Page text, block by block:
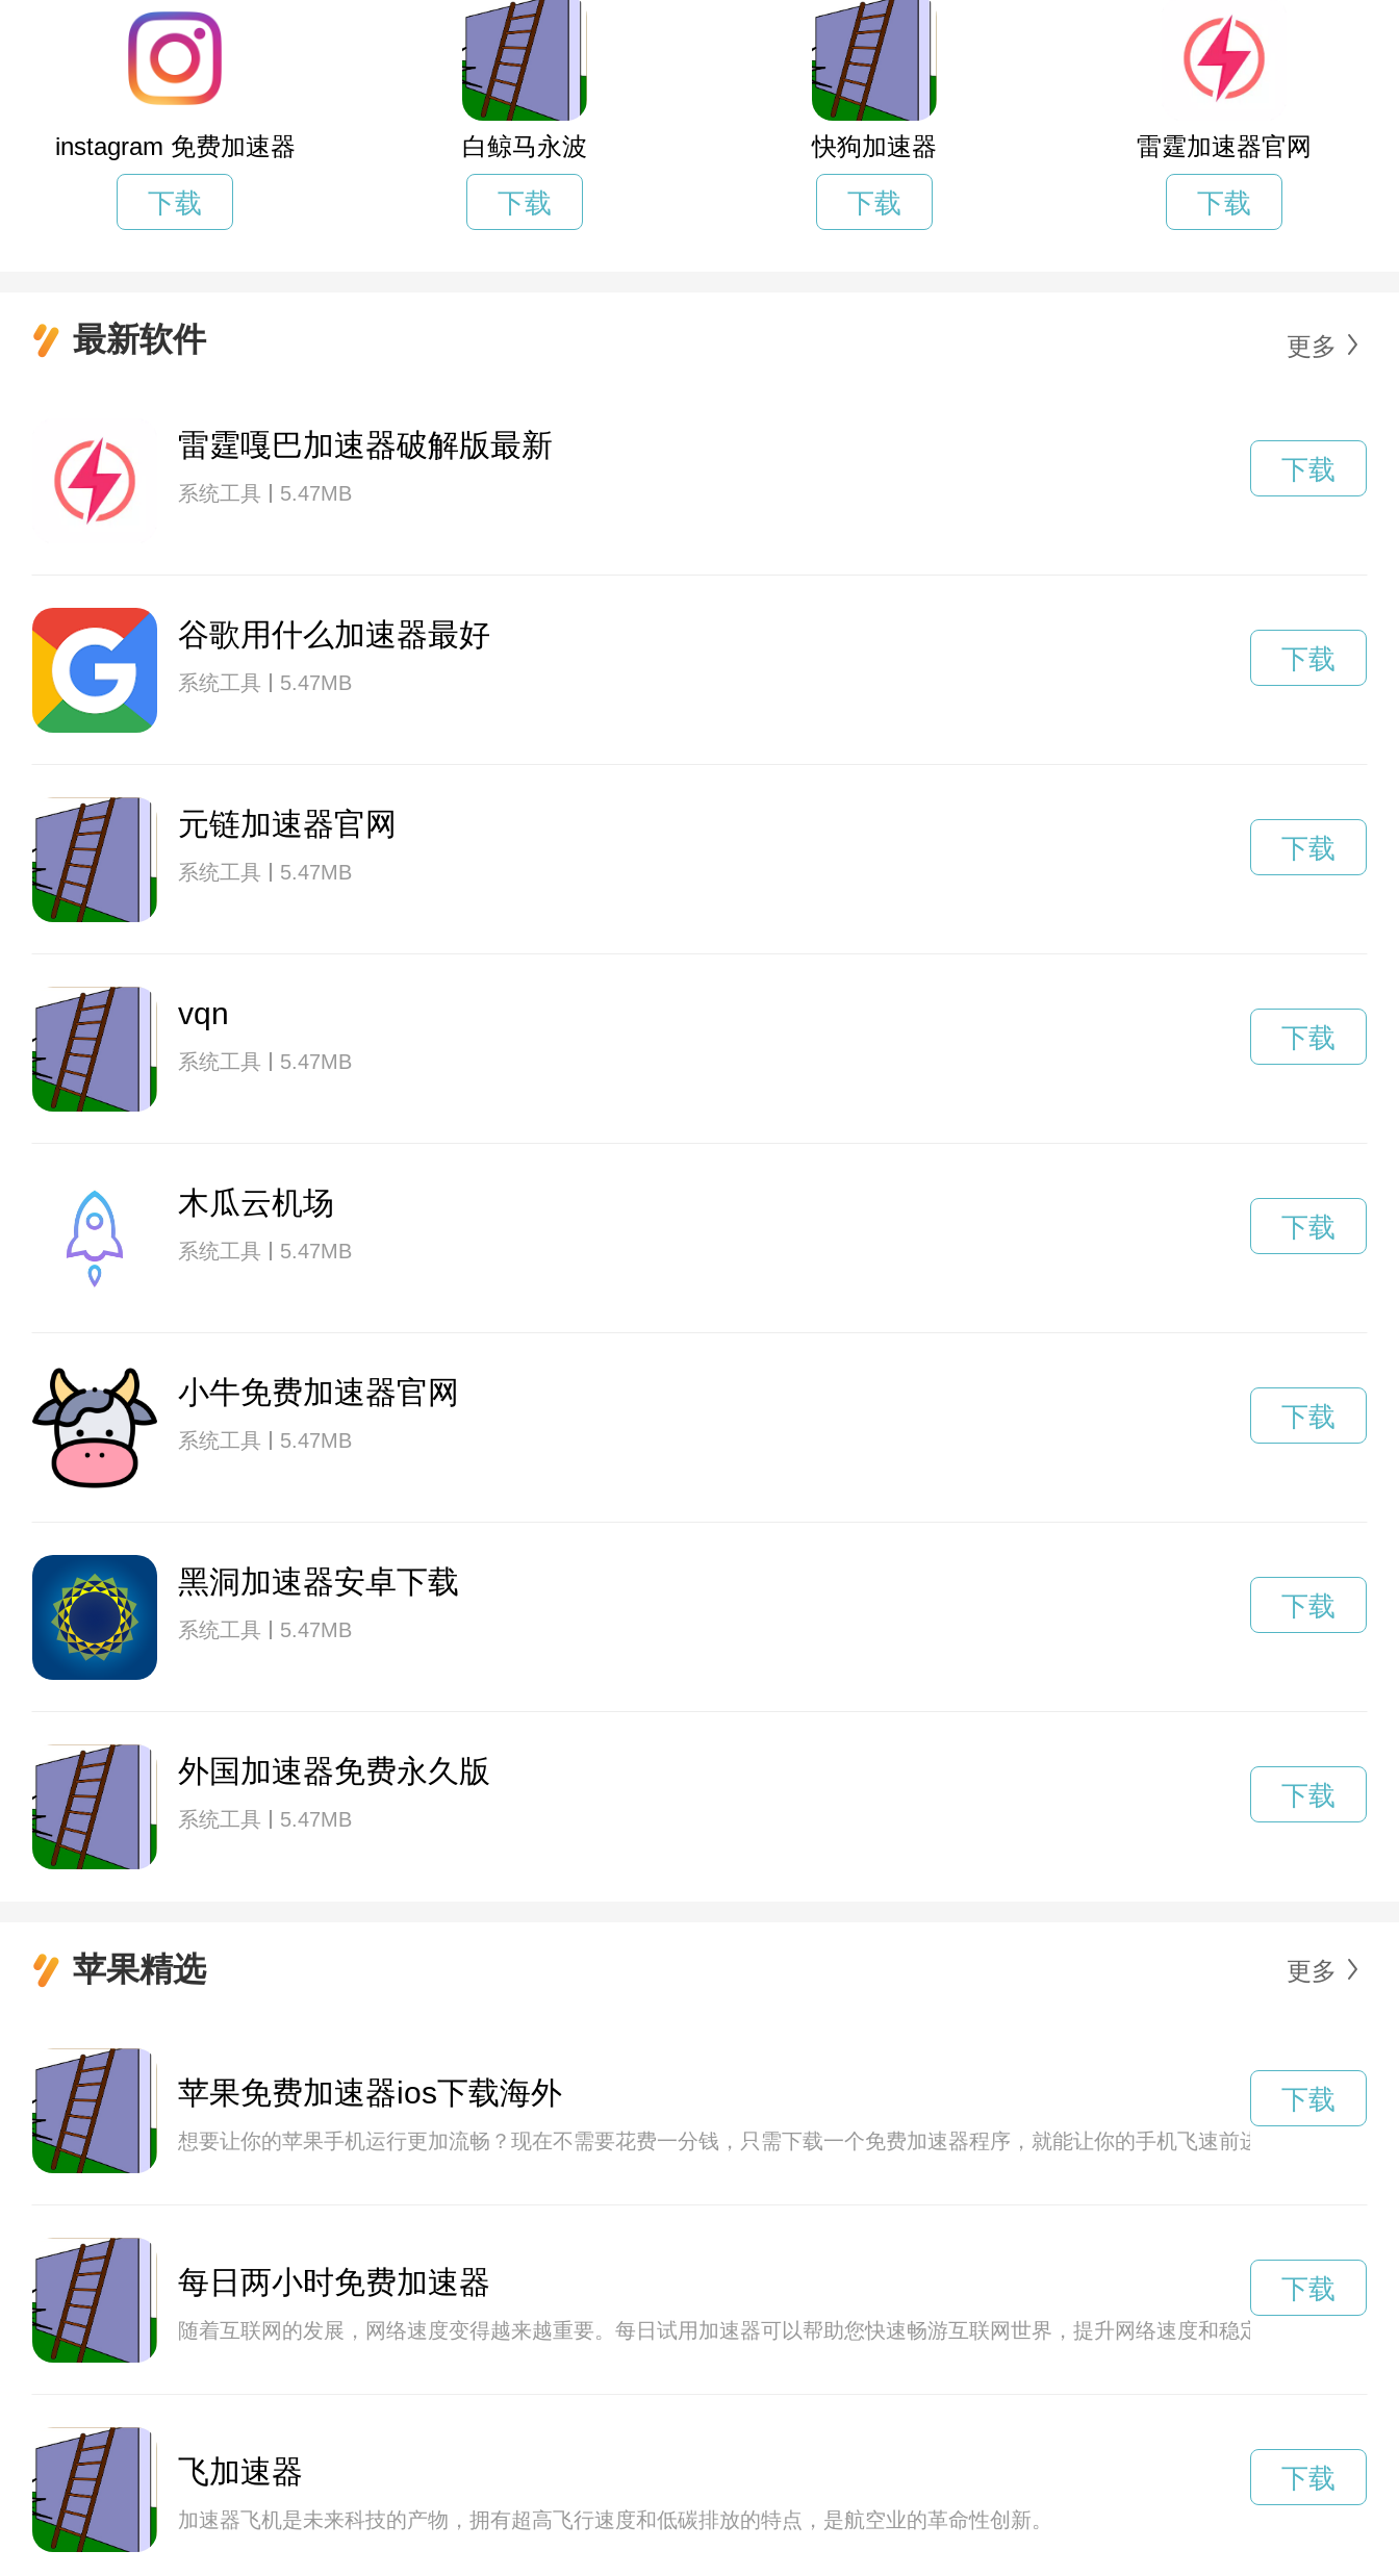
instagram 免费加速器
下载
白鲸马永波
下载
快狗加速器
下载
雷霆加速器官网
下载
最新软件 更多
雷霆嘎巴加速器破解版最新
系统工具 5.47MB
下载
谷歌用什么加速器最好
系统工具 5.47MB
下载
元链加速器官网
系统工具 5.47MB
下载
vqn
系统工具 5.47MB
下载
木瓜云机场
系统工具 5.47MB
下载
小牛免费加速器官网
系统工具 5.47MB
下载
黑洞加速器安卓下载
系统工具 5.47MB
下载
外国加速器免费永久版
系统工具 5.47MB
下载
苹果精选 更多
苹果免费加速器ios下载海外
想要让你的苹果手机运行更加流畅？现在不需要花费一分钱，只需下载一个免费加速器程序，就能让你的手机飞速前进！
下载
每日两小时免费加速器
随着互联网的发展，网络速度变得越来越重要。每日试用加速器可以帮助您快速畅游互联网世界，提升网络速度和稳定性。
下载
飞加速器
加速器飞机是未来科技的产物，拥有超高飞行速度和低碳排放的特点，是航空业的革命性创新。
下载